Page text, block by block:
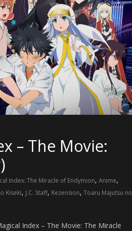
– The Movie:
Index: The Miracle of Endymion, Anime,
Kiseki, J.C. Staff, Rezension, Toaru Majutsu no
Index – The Movie: The Miracle